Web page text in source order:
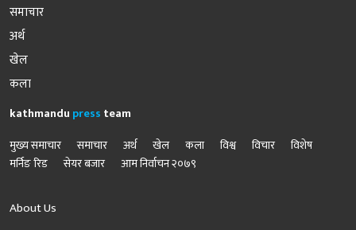
समाचार
अर्थ
खेल
कला
kathmandu press team
मुख्य समाचार
समाचार अर्थ खेल कला विश्व विचार
विशेष
मर्निङ रिड
सेयर बजार आम निर्वाचन २०७९
About Us